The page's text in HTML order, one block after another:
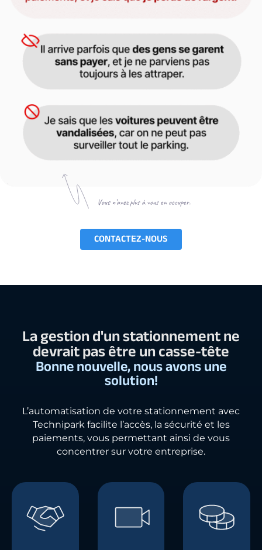
CONTACTEZ-NOUS
Vous n’avez plus à vous en occuper.
La gestion d'un stationnement ne
devrait pas être un casse-tête
Bonne nouvelle, nous avons une
solution!
L’automatisation de votre stationnement avec
Technipark facilite l’accès, la sécurité et les
paiements, vous permettant ainsi de vous
concentrer sur votre entreprise.